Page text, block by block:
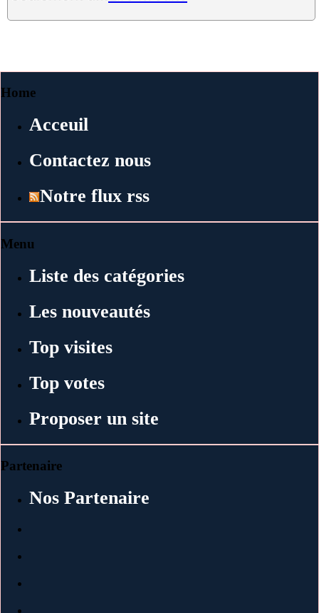
Home
Acceuil
Contactez nous
Notre flux rss
Menu
Liste des catégories
Les nouveautés
Top visites
Top votes
Proposer un site
Partenaire
Nos Partenaire